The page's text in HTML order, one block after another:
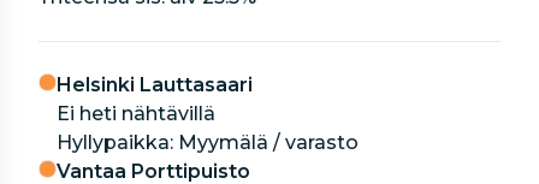
Helsinki Lauttasaari
Ei heti nähtävillä
hyllypaikka: Myymälä / varasto
Vantaa Porttipuisto